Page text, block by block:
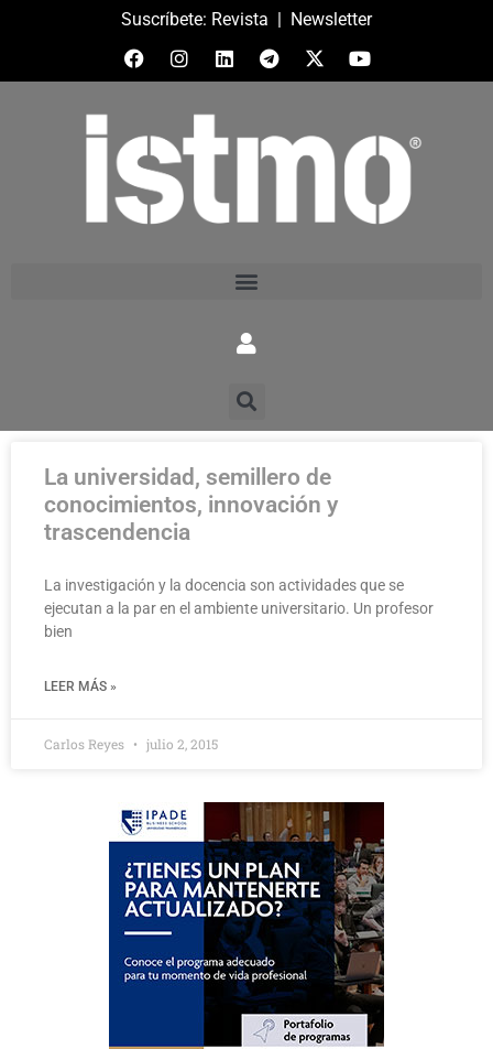
Suscríbete: Revista | Newsletter
La universidad, semillero de
conocimientos, innovación y
trascendencia
La investigación y la docencia son actividades que se
ejecutan a la par en el ambiente universitario. Un profesor
bien
LEER MÁS »
Carlos Reyes julio 2, 2015